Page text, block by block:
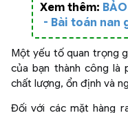
Xem thêm:
- Bài toán nan
Một yếu tố quan trọng
của bạn thành công là
chất lượng, ổn định và
Đối với các mặt hàng